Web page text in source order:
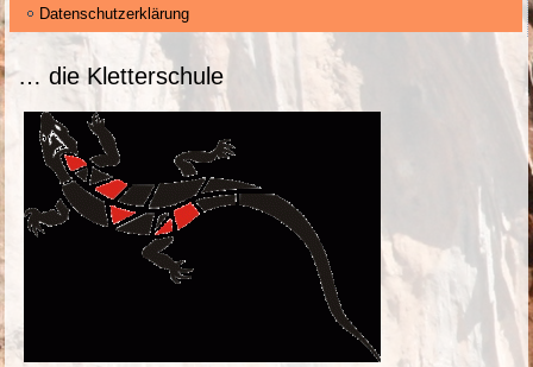
Datenschutzerklärung
… die Kletterschule